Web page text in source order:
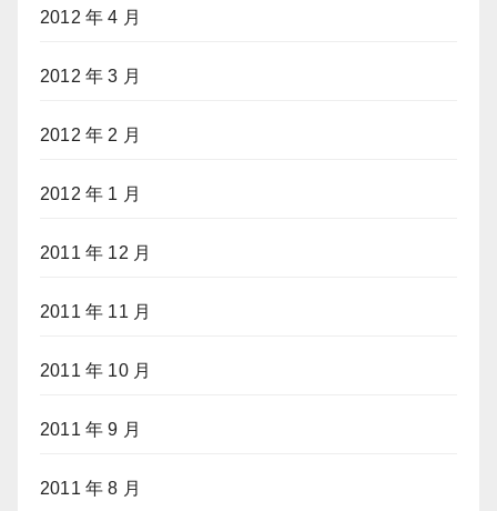
2012 年 4 月
2012 年 3 月
2012 年 2 月
2012 年 1 月
2011 年 12 月
2011 年 11 月
2011 年 10 月
2011 年 9 月
2011 年 8 月